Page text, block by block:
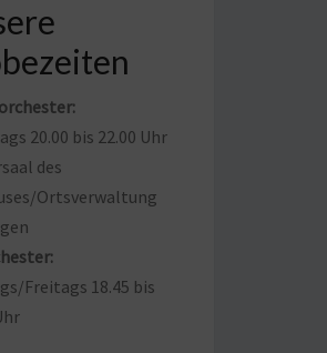
20.00 bis 22.00 Uhr
des
Ortsverwaltung
Freitags 18.45 bis